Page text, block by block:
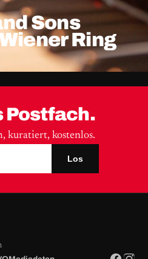
Sons
Ring
Postfach.
kuratiert, kostenlos.
Los